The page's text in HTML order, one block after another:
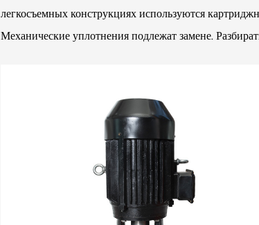
легкосъемных конструкциях используются
Механические уплотнения подлежат замене.